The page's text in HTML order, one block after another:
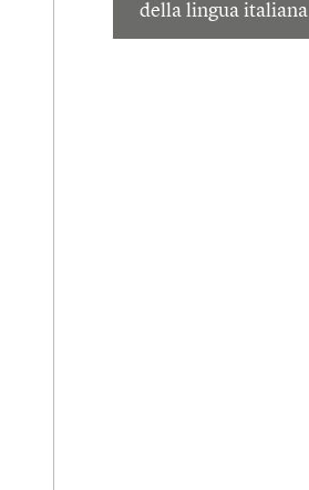
della lingua italiana